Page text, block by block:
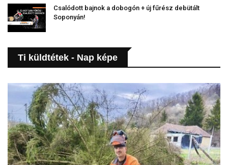
Csalódott bajnok a dobogón + új fűrész debütált
Soponyán!
Ti küldtétek - Nap képe